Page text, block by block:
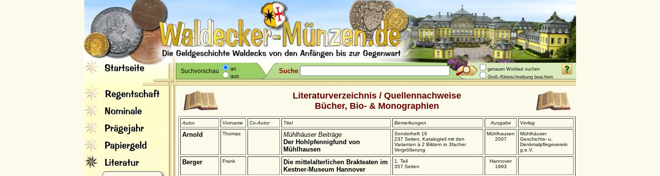
Suchvorschau
an
aus
Suche
genauen Wortlaut suchen
Groß-/Kleinschreibung beachten
Literaturverzeichnis / Quellennachweise
Bücher, Bio- & Monographien
Autor Vorname Co-Autor Titel Bemerkungen Ausgabe Verlag
Arnold Thomas
Mühlhäuser Beiträge
Der Hohlpfennigfund von
Mühlhausen
Sonderheft 16
237 Seiten, Katalogteil mit den
Varianten à 2 Bildern in 3facher
Vergrößerung
Mühlhausen
2007
Mühlhäuser
Geschichts- u.
Denkmalpflegeverein
g.e.V.
Berger Frank
Die mittelalterlichen Brakteaten im
Kestner-Museum Hannover
1. Teil
357 Seiten
Hannover
1993